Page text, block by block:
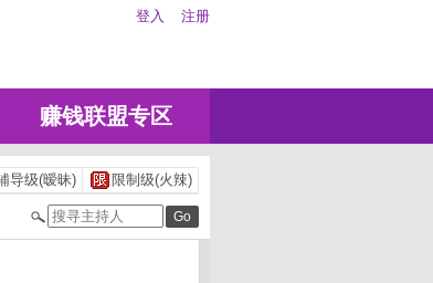
登入 注册
赚钱联盟专区
导级(暧昧) 限制级(火辣)